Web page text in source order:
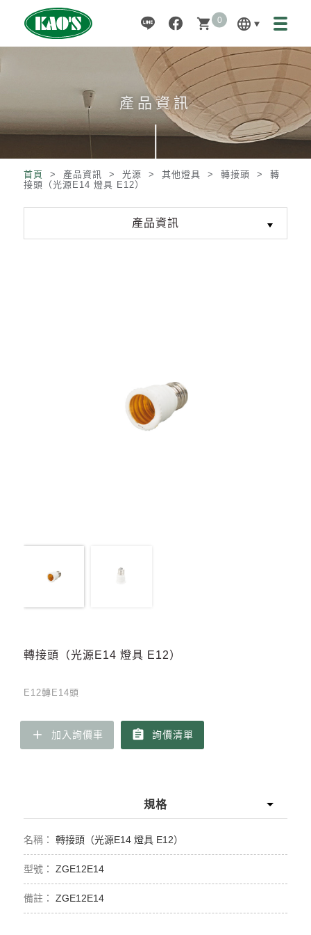
language
shopping_cart 0
產品資訊
首頁 > 產品資訊 > 光源 > 其他燈具 > 轉接頭 > 轉
接頭（光源E14 燈具 E12）
產品資訊
轉接頭（光源E14 燈具 E12）
E12轉E14頭
add 加入詢價車 assignment 詢價清單
規格
轉接頭（光源E14 燈具 E12）
ZGE12E14
ZGE12E14